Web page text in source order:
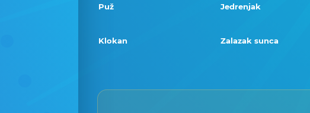
Puž Jedrenjak
Klokan Zalazak sunca